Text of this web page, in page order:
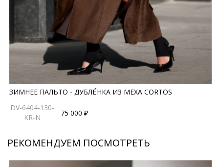
ЗИМНЕЕ ПАЛЬТО - ДУБЛЁНКА ИЗ МЕХА CORTOS
DV-6404-130-
KR-N
75 000 ₽
РЕКОМЕНДУЕМ ПОСМОТРЕТЬ